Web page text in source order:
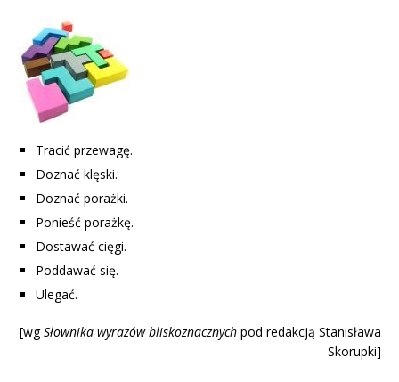
Tracić przewagę.
Doznać klęski.
Doznać porażki.
Ponieść porażkę.
Dostawać cięgi.
Poddawać się.
Ulegać.
[wgSłownika wyrazów bliskoznacznych pod redakcją Stanisława
Skorupki]